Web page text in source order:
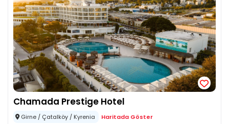
Chamada Prestige Hotel
Girne / Çatalköy / Kyrenia Haritada Göster